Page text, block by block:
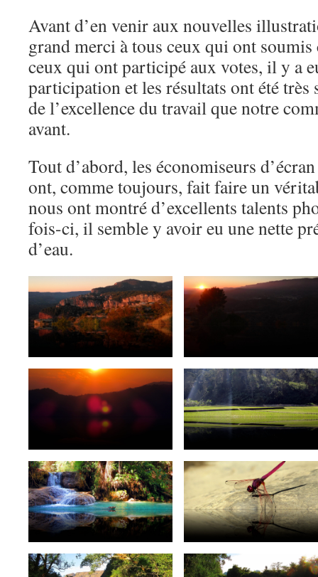
Avant d’en venir aux nouvelles
grand merci à tous ceux qui ont soumis
ceux qui ont participé aux votes, il y a
participation et les résultats ont été
de l’excellence du travail que notre
avant.
Tout d’abord, les économiseurs
ont, comme toujours, fait faire un
nous ont montré d’excellents talents
fois-ci, il semble y avoir eu une nette
d’eau.